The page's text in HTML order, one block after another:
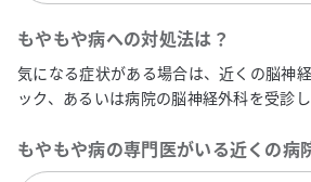
もやもや病への対処法は？
気になる症状がある場合は、近くの脳神
ック、あるいは病院の脳神経外科を受診
もやもや病の専門医がいる近くの病